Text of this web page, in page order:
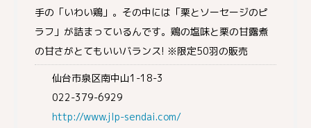
手の「いわい鶏」。その中には「栗とソーセージのピ
ラフ」が詰まっているんです。鶏の塩味と栗の甘露煮
の甘さがとてもいいバランス! ※限定50羽の販売
仙台市泉区南中山1-18-3
022-379-6929
http://www.jlp-sendai.com/